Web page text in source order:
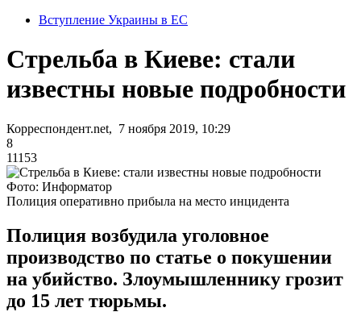
Вступление Украины в ЕС
Стрельба в Киеве: стали
известны новые подробности
Корреспондент.net, 7 ноября 2019, 10:29
8
11153
Фото: Информатор
Полиция оперативно прибыла на место инцидента
Полиция возбудила уголовное
производство по статье о покушении
на убийство. Злоумышленнику грозит
до 15 лет тюрьмы.